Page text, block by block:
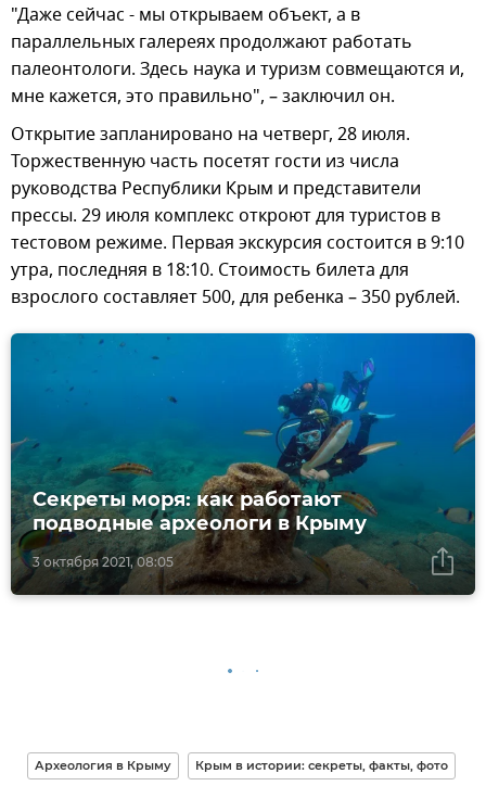
"Даже сейчас - мы открываем объект, а в
параллельных галереях продолжают работать
палеонтологи. Здесь наука и туризм совмещаются и,
мне кажется, это правильно", – заключил он.
Открытие запланировано на четверг, 28 июля.
Торжественную часть посетят гости из числа
руководства Республики Крым и представители
прессы. 29 июля комплекс откроют для туристов в
тестовом режиме. Первая экскурсия состоится в 9:10
утра, последняя в 18:10. Стоимость билета для
взрослого составляет 500, для ребенка – 350 рублей.
3 октября 2021, 08:05
Секреты моря: как работают
подводные археологи в Крыму
Археология в Крыму Крым в истории: секреты, факты, фото